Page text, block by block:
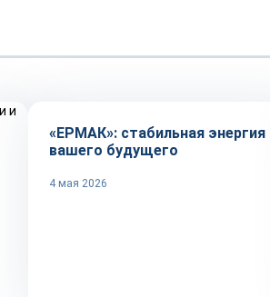
«ЕРМАК»: стабильная энергия
вашего будущего
4 мая 2026